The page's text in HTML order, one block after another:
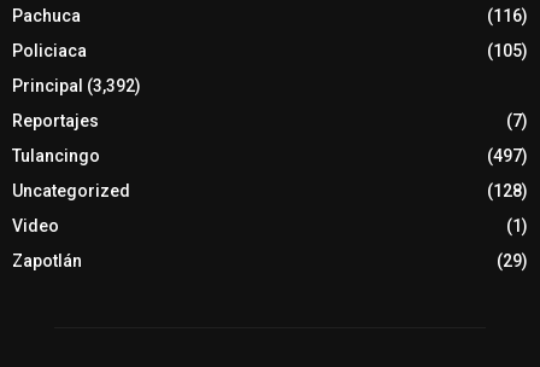
Pachuca
(116)
Policiaca
(105)
Principal (3,392)
Reportajes
(7)
Tulancingo
(497)
Uncategorized
(128)
Video
(1)
Zapotlán
(29)